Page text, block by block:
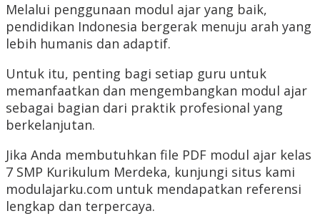
Melalui penggunaan modul ajar yang baik,
pendidikan Indonesia bergerak menuju arah yang
lebih humanis dan adaptif.
Untuk itu, penting bagi setiap guru untuk
memanfaatkan dan mengembangkan modul ajar
sebagai bagian dari praktik profesional yang
berkelanjutan.
Jika Anda membutuhkan file PDF modul ajar kelas
7 SMP Kurikulum Merdeka, kunjungi situs kami
modulajarku.com untuk mendapatkan referensi
lengkap dan terpercaya.